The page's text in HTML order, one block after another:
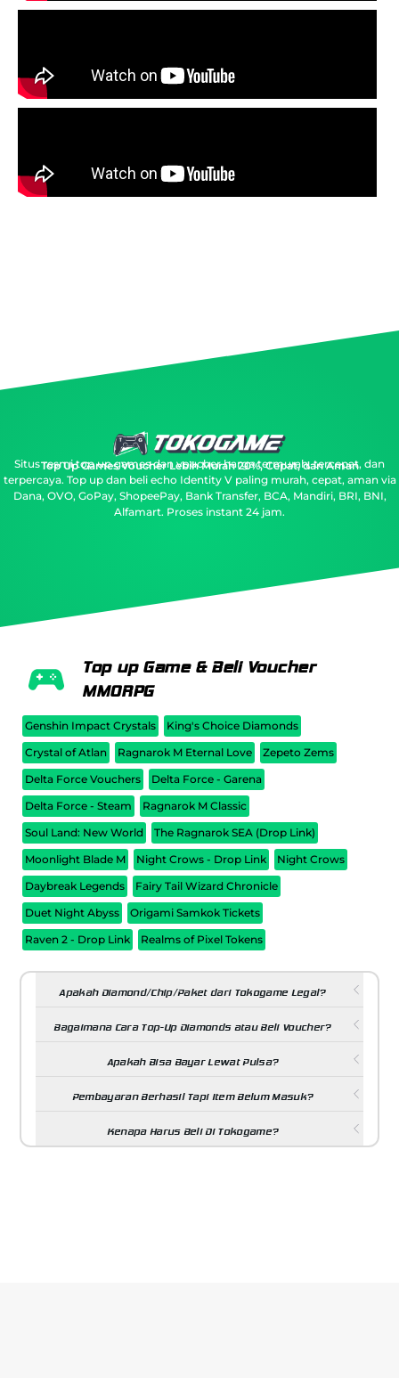
Top Up Games Voucher Lebih Murah 20%, Cepat, dan Aman
Situs resmi top up games dan voucher harga termurah, tercepat, dan
terpercaya. Top up dan beli echo Identity V paling murah, cepat, aman via
Dana, OVO, GoPay, ShopeePay, Bank Transfer, BCA, Mandiri, BRI, BNI,
Alfamart. Proses instant 24 jam.
Top up Game & Beli Voucher
MMORPG
Genshin Impact Crystals
King's Choice Diamonds
Crystal of Atlan
Ragnarok M Eternal Love
Zepeto Zems
Delta Force Vouchers
Delta Force - Garena
Delta Force - Steam
Ragnarok M Classic
Soul Land: New World
The Ragnarok SEA (Drop Link)
Moonlight Blade M
Night Crows - Drop Link
Night Crows
Daybreak Legends
Fairy Tail Wizard Chronicle
Duet Night Abyss
Origami Samkok Tickets
Raven 2 - Drop Link
Realms of Pixel Tokens
Apakah Diamond/Chip/Paket dari Tokogame Legal?
Bagaimana Cara Top-Up Diamonds atau Beli Voucher?
Apakah Bisa Bayar Lewat Pulsa?
Pembayaran Berhasil Tapi Item Belum Masuk?
Kenapa Harus Beli Di Tokogame?